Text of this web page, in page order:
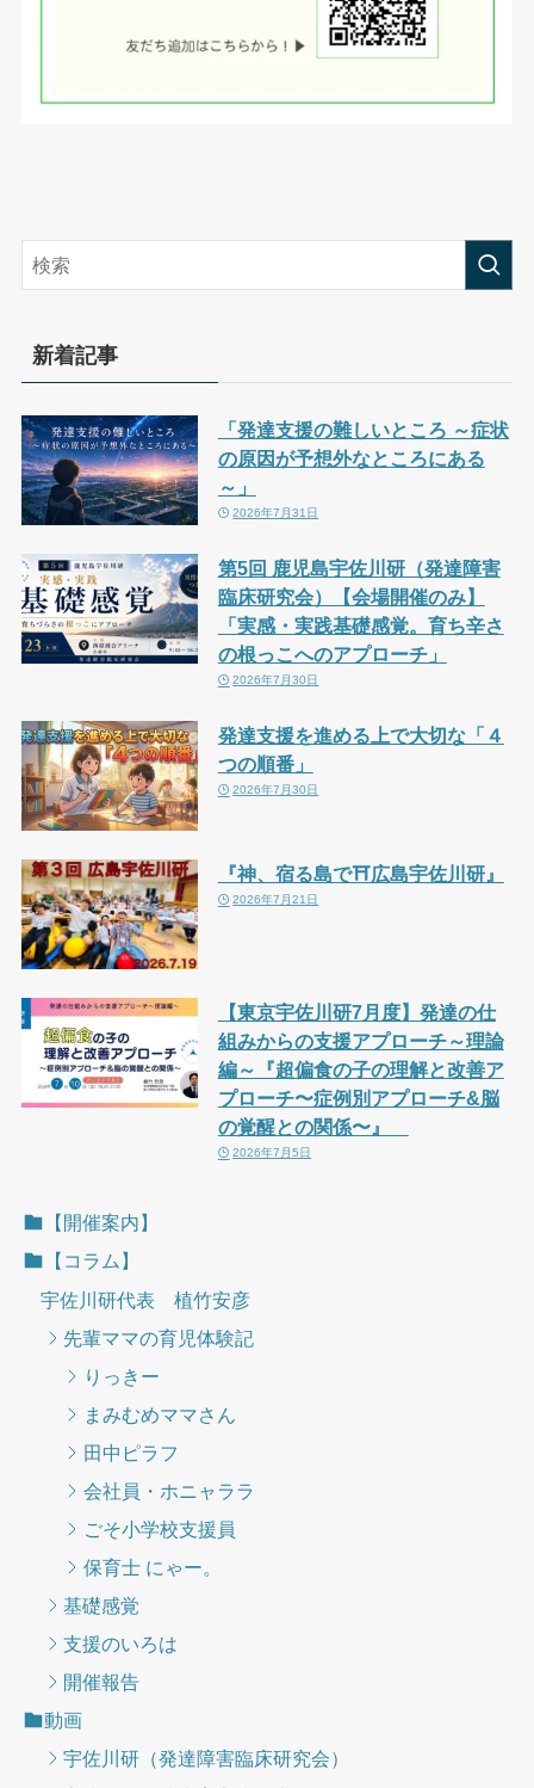
新着記事
「発達支援の難しいところ ～症状
の原因が予想外なところにある
～」
2026年7月31日
第5回 鹿児島宇佐川研（発達障害
臨床研究会）【会場開催のみ】
「実感・実践基礎感覚。育ち辛さ
の根っこへのアプローチ」
2026年7月30日
発達支援を進める上で大切な「４
つの順番」
2026年7月30日
『神、宿る島で⛩広島宇佐川研』
2026年7月21日
【東京宇佐川研7月度】発達の仕
組みからの支援アプローチ～理論
編～『超偏食の子の理解と改善ア
プローチ〜症例別アプローチ&脳
の覚醒との関係〜』
2026年7月5日
【開催案内】
【コラム】
宇佐川研代表 植竹安彦
先輩ママの育児体験記
りっきー
まみむめママさん
田中ピラフ
会社員・ホニャララ
ごそ小学校支援員
保育士 にゃー。
基礎感覚
支援のいろは
開催報告
動画
宇佐川研（発達障害臨床研究会）